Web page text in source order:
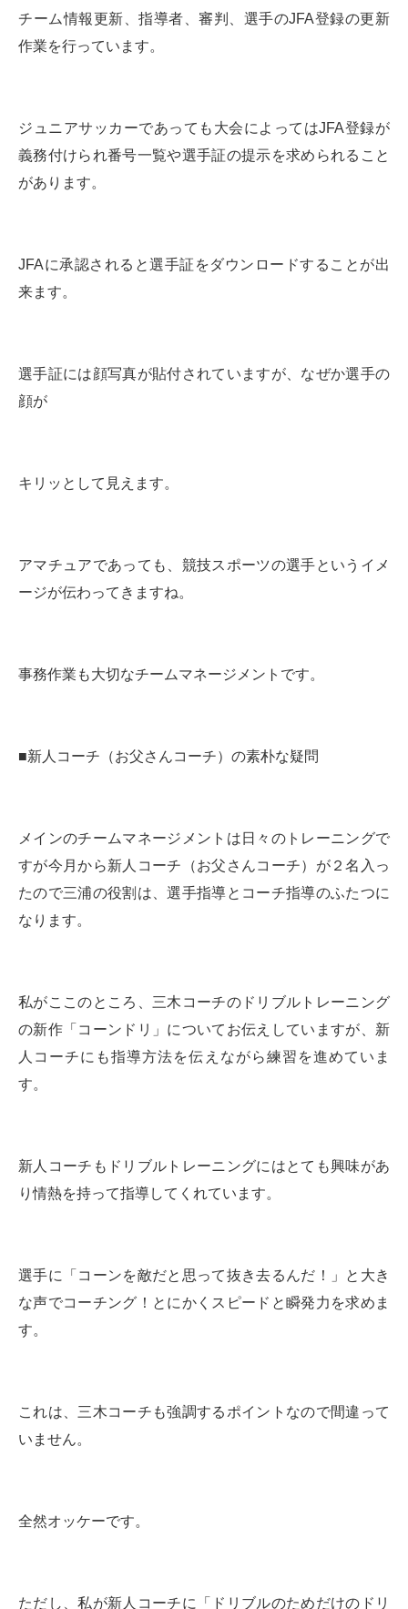
チーム情報更新、指導者、審判、選手のJFA登録の更新
作業を行っています。
ジュニアサッカーであっても大会によってはJFA登録が
義務付けられ番号一覧や選手証の提示を求められること
があります。
JFAに承認されると選手証をダウンロードすることが出
来ます。
選手証には顔写真が貼付されていますが、なぜか選手の
顔が
キリッとして見えます。
アマチュアであっても、競技スポーツの選手というイメ
ージが伝わってきますね。
事務作業も大切なチームマネージメントです。
■新人コーチ（お父さんコーチ）の素朴な疑問
メインのチームマネージメントは日々のトレーニングで
すが今月から新人コーチ（お父さんコーチ）が２名入っ
たので三浦の役割は、選手指導とコーチ指導のふたつに
なります。
私がここのところ、三木コーチのドリブルトレーニング
の新作「コーンドリ」についてお伝えしていますが、新
人コーチにも指導方法を伝えながら練習を進めていま
す。
新人コーチもドリブルトレーニングにはとても興味があ
り情熱を持って指導してくれています。
選手に「コーンを敵だと思って抜き去るんだ！」と大き
な声でコーチング！とにかくスピードと瞬発力を求めま
す。
これは、三木コーチも強調するポイントなので間違って
いません。
全然オッケーです。
ただし、私が新人コーチに「ドリブルのためだけのドリ